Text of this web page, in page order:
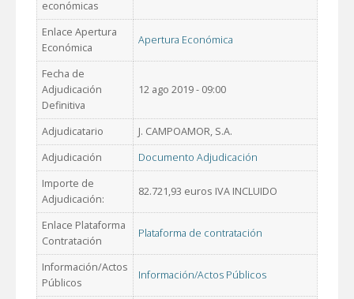
económicas
Enlace Apertura
Económica
Apertura Económica
Fecha de
Adjudicación
Definitiva
12 ago 2019 - 09:00
Adjudicatario
J. CAMPOAMOR, S.A.
Adjudicación
Documento Adjudicación
Importe de
Adjudicación:
82.721,93 euros IVA INCLUIDO
Enlace Plataforma
Contratación
Plataforma de contratación
Información/Actos
Públicos
Información/Actos Públicos